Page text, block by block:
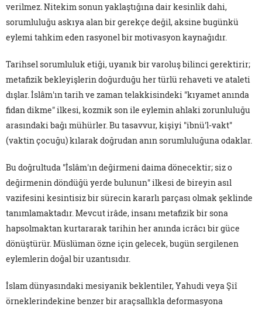
verilmez. Nitekim sonun yaklaştığına dair kesinlik dahi,
sorumluluğu askıya alan bir gerekçe değil, aksine bugünkü
eylemi tahkim eden rasyonel bir motivasyon kaynağıdır.
Tarihsel sorumluluk etiği, uyanık bir varoluş bilinci gerektirir;
metafizik bekleyişlerin doğurduğu her türlü rehaveti ve ataleti
dışlar. İslâm'ın tarih ve zaman telakkisindeki "kıyamet anında
fidan dikme" ilkesi, kozmik son ile eylemin ahlaki zorunluluğu
arasındaki bağı mühürler. Bu tasavvur, kişiyi "ibnü'l-vakt"
(vaktin çocuğu) kılarak doğrudan anın sorumluluğuna odaklar.
Bu doğrultuda "İslâm'ın değirmeni daima dönecektir; siz o
değirmenin döndüğü yerde bulunun" ilkesi de bireyin asıl
vazifesini kesintisiz bir sürecin kararlı parçası olmak şeklinde
tanımlamaktadır. Mevcut irâde, insanı metafizik bir sona
hapsolmaktan kurtararak tarihin her anında icrâcı bir güce
dönüştürür. Müslüman özne için gelecek, bugün sergilenen
eylemlerin doğal bir uzantısıdır.
İslam dünyasındaki mesiyanik beklentiler, Yahudi veya Şiî
örneklerindekine benzer bir araçsallıkla deformasyona